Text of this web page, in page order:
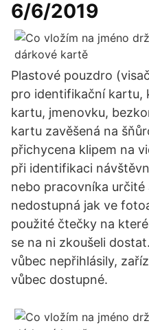
6/6/2019
Plastové pouzdro
pro identifikační kartu,
kartu, jmenovku,
kartu zavěšená na
přichycena klipem na
při identifikaci
nebo pracovníka určité
nedostupná jak ve
použité čtečky na
se na ni zkoušeli
vůbec nepřihlásily,
vůbec dostupné.